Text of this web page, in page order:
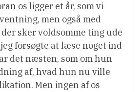
os ligger et år, som vi
men også med
sker voldsomme ting ude
forsøgte at læse noget ind
det næsten, som om hun
af, hvad hun nu ville
Men ingen af os